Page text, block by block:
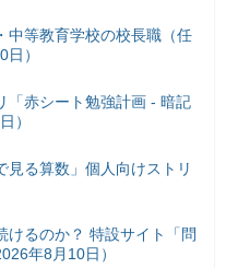
中等教育学校の校長職（任
）
「赤シート勉強計画 - 暗記
）
る算数」個人向けストリ
けるのか？ 特設サイト「問
年8月10日）